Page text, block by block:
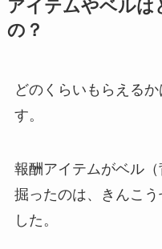
アイテムやベルは
の？
どのくらいもらえる
す。
報酬アイテムがベル（
掘ったのは、きんこ
した。